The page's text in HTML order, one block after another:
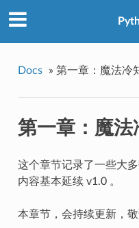
Docs » 第一章：魔法冷
第一章：魔法
这个章节记录了一些大
内容基本延续 v1.0 。
本章节，会持续更新，